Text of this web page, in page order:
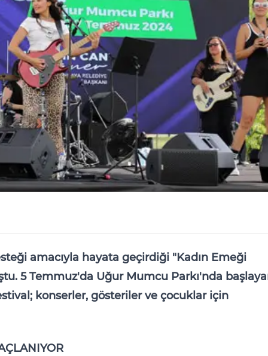
amacıyla hayata geçirdiği "Kadın Emeği
5 Temmuz'da Uğur Mumcu Parkı'nda
konserler, gösteriler ve çocuklar için